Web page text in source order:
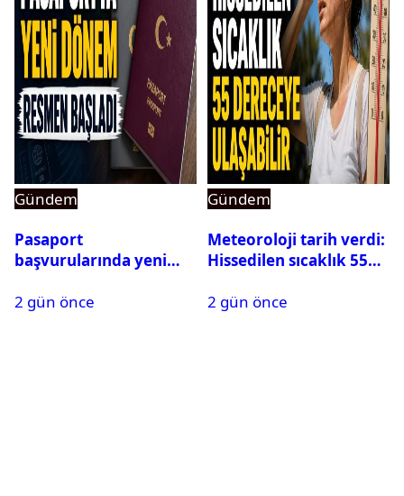
Gündem
Pasaport
başvurularında yeni
2 gün önce
Gündem
Meteoroloji tarih verdi:
Hissedilen sıcaklık 55
2 gün önce